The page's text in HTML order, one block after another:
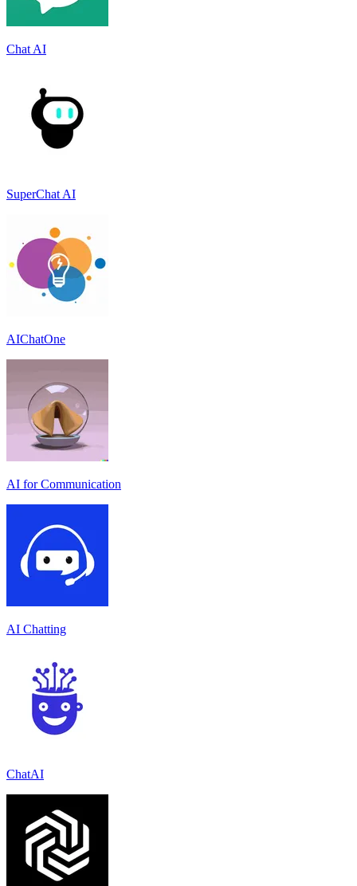
Chat AI
SuperChat AI
AIChatOne
AI for Communication
AI Chatting
ChatAI